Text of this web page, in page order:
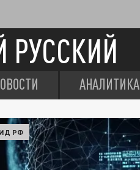
РУССКИЙ
АНАЛИТИКА
РФ